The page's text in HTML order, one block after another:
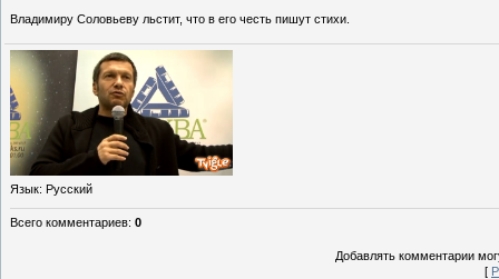
Владимиру Соловьеву льстит, что в его честь пишут стихи.
Язык: Русский
Всего комментариев: 0
Добавлять комментарии
[